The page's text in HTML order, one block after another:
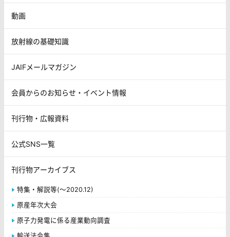
動画
放射線の基礎知識
JAIFメールマガジン
会員からのお知らせ・イベント情報
刊行物・広報資料
公式SNS一覧
刊行物アーカイブス
特集・解説等(～2020.12)
原産年次大会
原子力発電に係る産業動向調査